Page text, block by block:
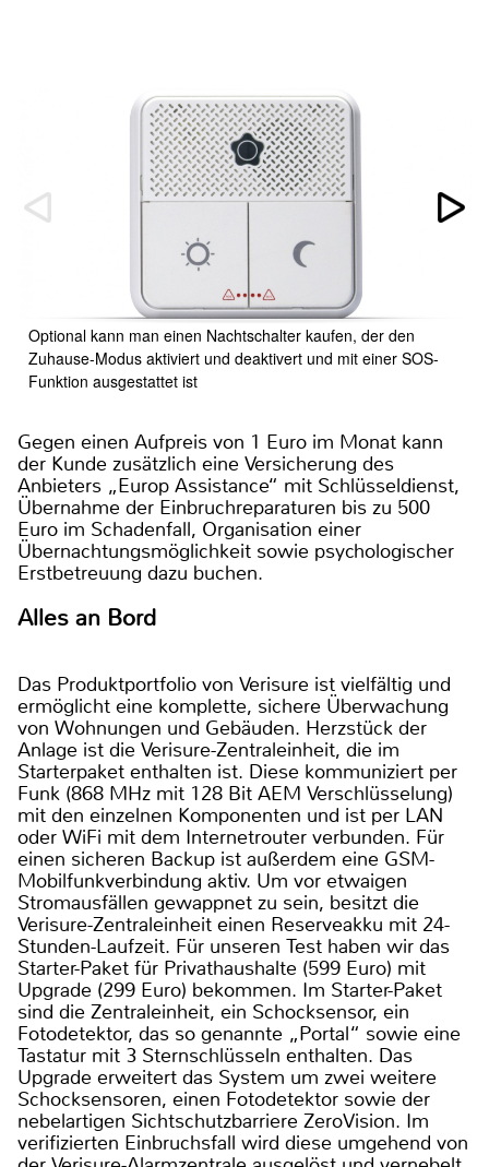
Optional kann man einen Nachtschalter kaufen, der den
Zuhause-Modus aktiviert und deaktivert und mit einer SOS-
Funktion ausgestattet ist
Gegen einen Aufpreis von 1 Euro im Monat kann
der Kunde zusätzlich eine Versicherung des
Anbieters „Europ Assistance“ mit Schlüsseldienst,
Übernahme der Einbruchreparaturen bis zu 500
Euro im Schadenfall, Organisation einer
Übernachtungsmöglichkeit sowie psychologischer
Erstbetreuung dazu buchen.
Alles an Bord
Das Produktportfolio von Verisure ist vielfältig und
ermöglicht eine komplette, sichere Überwachung
von Wohnungen und Gebäuden. Herzstück der
Anlage ist die Verisure-Zentraleinheit, die im
Starterpaket enthalten ist. Diese kommuniziert per
Funk (868 MHz mit 128 Bit AEM Verschlüsselung)
mit den einzelnen Komponenten und ist per LAN
oder WiFi mit dem Internetrouter verbunden. Für
einen sicheren Backup ist außerdem eine GSM-
Mobilfunkverbindung aktiv. Um vor etwaigen
Stromausfällen gewappnet zu sein, besitzt die
Verisure-Zentraleinheit einen Reserveakku mit 24-
Stunden-Laufzeit. Für unseren Test haben wir das
Starter-Paket für Privathaushalte (599 Euro) mit
Upgrade (299 Euro) bekommen. Im Starter-Paket
sind die Zentraleinheit, ein Schocksensor, ein
Fotodetektor, das so genannte „Portal“ sowie eine
Tastatur mit 3 Sternschlüsseln enthalten. Das
Upgrade erweitert das System um zwei weitere
Schocksensoren, einen Fotodetektor sowie der
nebelartigen Sichtschutzbarriere ZeroVision. Im
verifizierten Einbruchsfall wird diese umgehend von